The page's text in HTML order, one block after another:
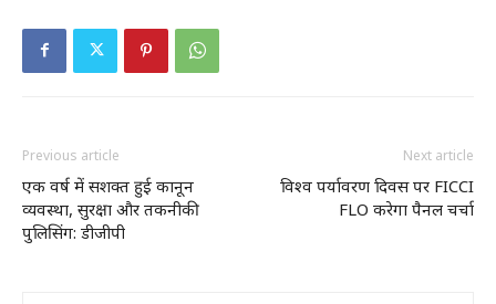
Previous article
एक वर्ष में सशक्त हुई कानून
व्यवस्था, सुरक्षा और तकनीकी
पुलिसिंग: डीजीपी
Next article
विश्व पर्यावरण दिवस पर FICCI
FLO करेगा पैनल चर्चा